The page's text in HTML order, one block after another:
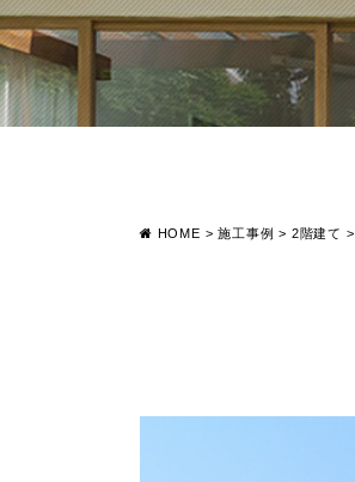
HOME >施工事例 > 2階建て >